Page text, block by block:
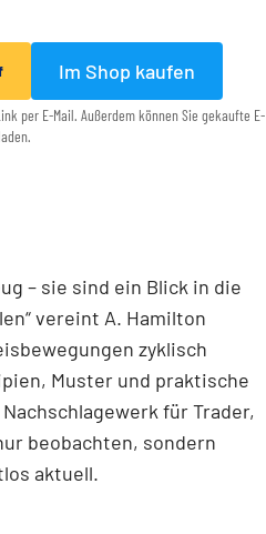
Im Shop kaufen
per E-Mail. Außerdem können Sie gekaufte E-
– sie sind ein Blick in die
vereint A. Hamilton
zyklisch
Muster und praktische
für Trader,
beobachten, sondern
aktuell.